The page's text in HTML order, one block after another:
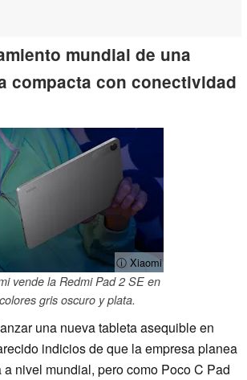
mundial de una
compacta con conectividad
ⓘ Xiaomi
vende la Redmi Pad 2 SE en
colores gris oscuro y plata.
una nueva tableta asequible en
indicios de que la empresa planea
a nivel mundial, pero como Poco C Pad